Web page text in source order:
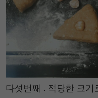
다섯번째 . 적당한 크기